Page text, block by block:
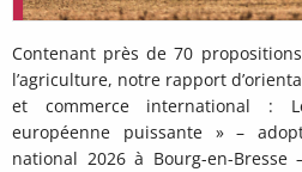
Contenant près de 70
l’agriculture, notre rapport
et commerce international :
européenne puissante » –
national 2026 à Bourg-en-